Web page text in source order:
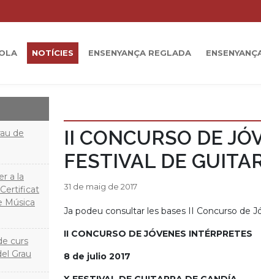
NOTÍCIES ENSENYANÇA REGLADA
II CONCURSO DE
FESTIVAL DE
31 de maig de 2017
Ja podeu consultar les bases II Concurso de
II CONCURSO DE JÓVENES INTÉRPRETES
8 de julio 2017
de
a la
Música
curs
Grau